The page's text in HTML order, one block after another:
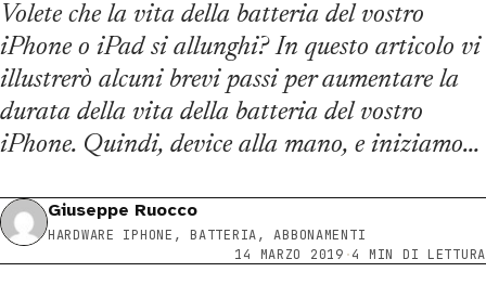
Volete che la vita della batteria del vostro
iPhone o iPad si allunghi? In questo articolo vi
illustrerò alcuni brevi passi per aumentare la
durata della vita della batteria del vostro
iPhone. Quindi, device alla mano, e iniziamo…
Giuseppe Ruocco
HARDWARE IPHONE, BATTERIA, ABBONAMENTI
14 MARZO 2019 ·4 MIN DI LETTURA